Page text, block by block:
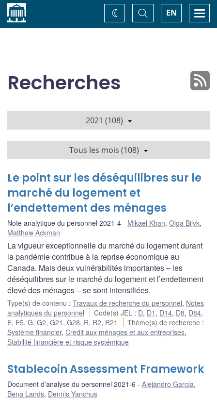
Accueil EN
Basculer
la
recherche
Changez
de
Recherches
2021 (108)
Tous les mois (108)
Le point sur les déséquilibres sur le
marché du logement et
l’endettement des ménages
Note analytique du personnel 2021-4 Mikael Khan, Olga Bilyk,
Matthew Ackman
La vigueur exceptionnelle du marché du logement durant
la pandémie contribue à la reprise économique au
Canada. Mais deux vulnérabilités importantes – les
déséquilibres sur le marché du logement et l’endettement
élevé des ménages – se sont intensifiées.
Type(s) de contenu : Travaux de recherche du personnel, Notes
analytiques du personnel
Code(s) JEL : D, D1 , D14, D8, D84,
E, E5, G, G2, G21 , G28, R, R2, R21 Thème(s) de recherche :
Système financier, Crédit aux ménages et aux entreprises,
Stabilité financière et risque systémique
Stablecoin Assessment Framework
Document d’analyse du personnel 2021-6 Alejandro García,
Bena Lands, Dennis Yanchus